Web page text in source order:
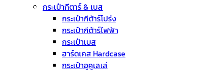
กระเป๋ากีตาร์ & เบส
กระเป๋ากีต้าร์โปร่ง
กระเป๋ากีต้าร์ไฟฟ้า
กระเป๋าเบส
ฮาร์ดเคส Hardcase
กระเป๋าอูคูเลเล่